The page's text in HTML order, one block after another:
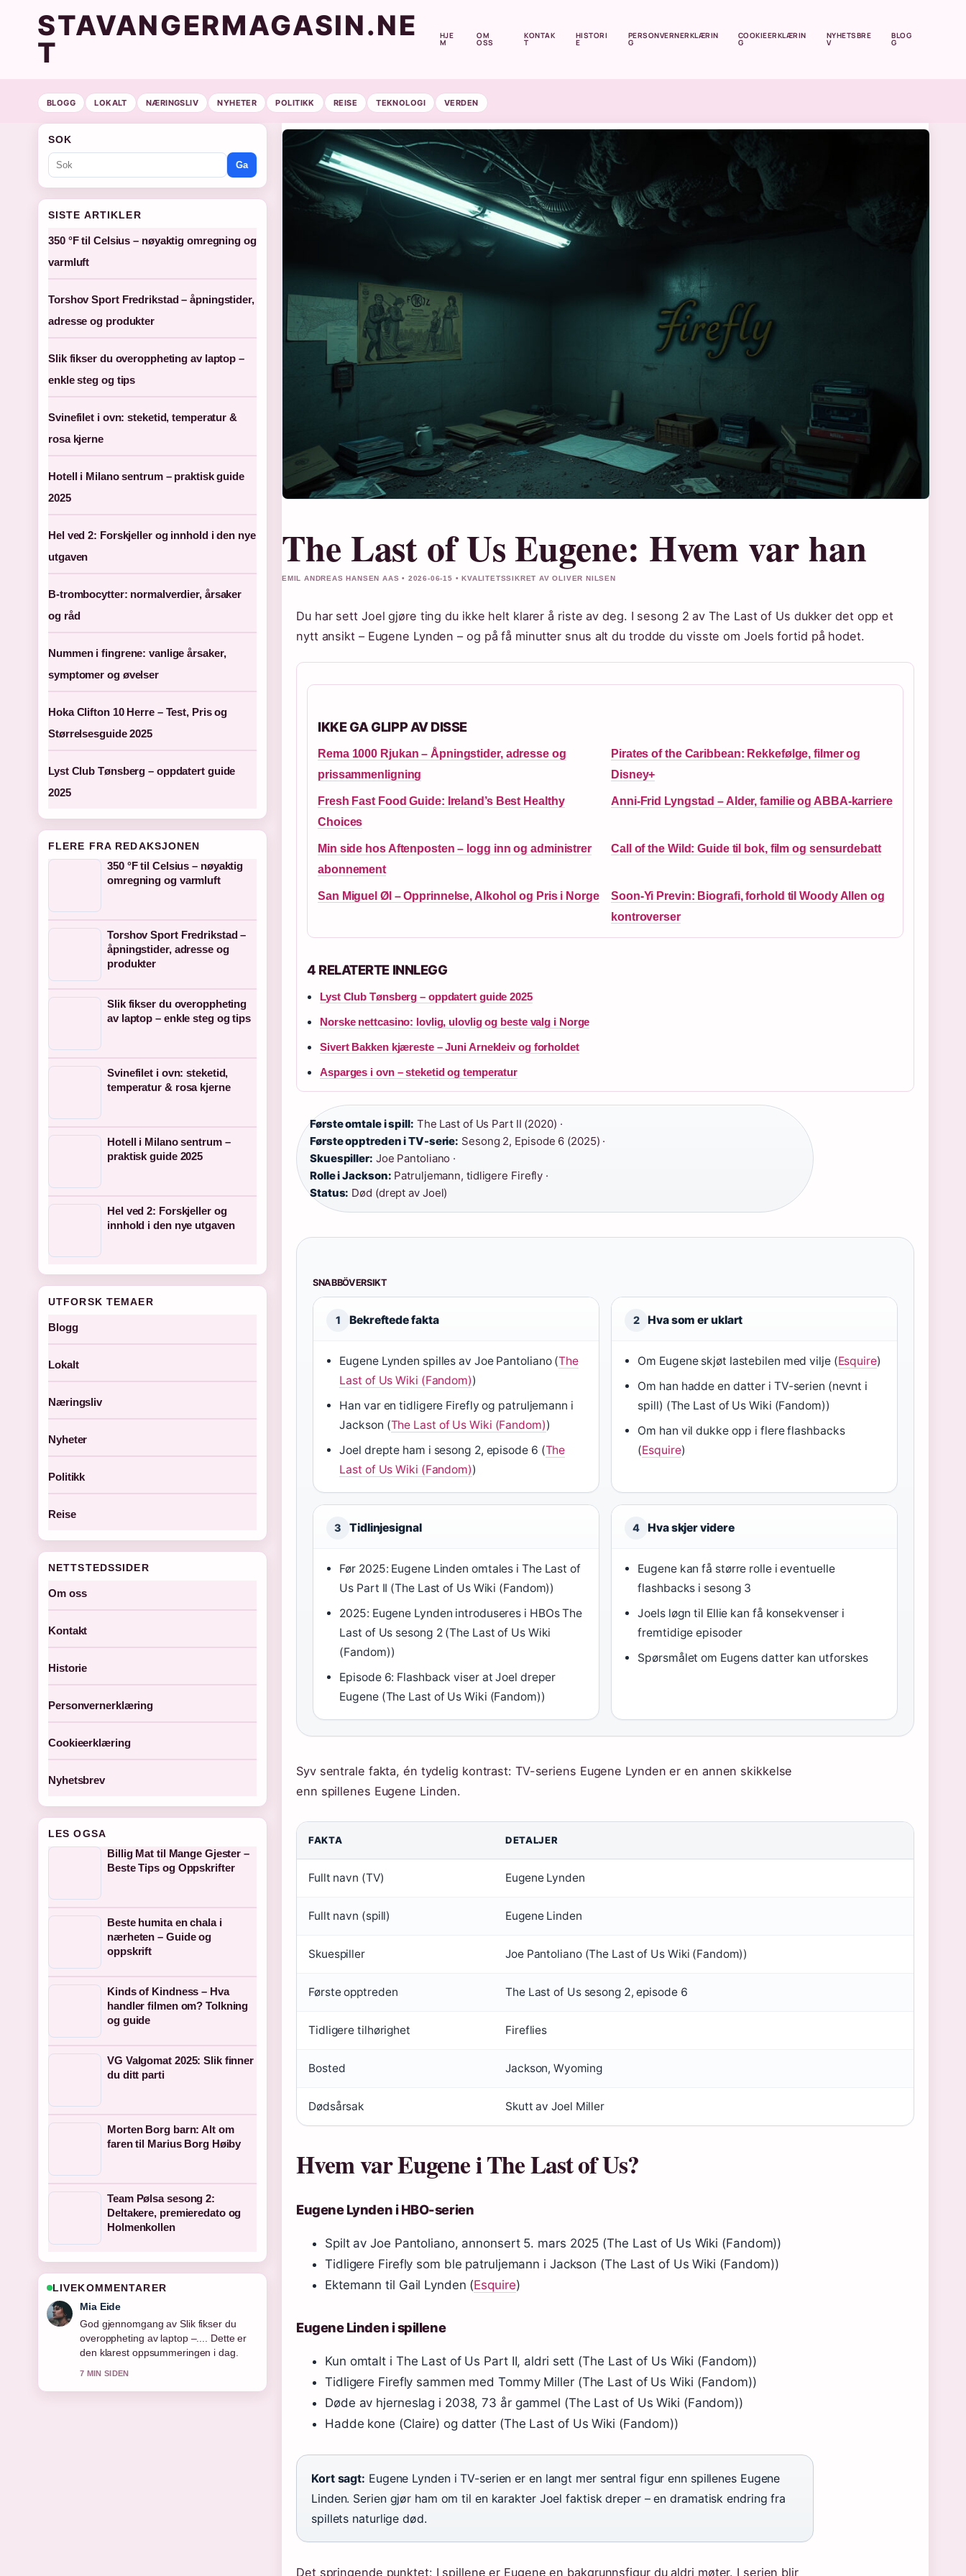
STAVANGERMAGASIN.NE
T
HJE
M
OM
OSS
KONTAK
T
HISTORI
E
PERSONVERNERKLÆRIN
G
COOKIEERKLÆRIN
G
NYHETSBRE
V
BLOG
G
BLOGG LOKALT NÆRINGSLIV NYHETER POLITIKK REISE TEKNOLOGI VERDEN
The Last of Us Eugene: Hvem var han
EMIL ANDREAS HANSEN AAS • 2026-06-15 • KVALITETSSIKRET AV OLIVER NILSEN
Du har sett Joel gjøre ting du ikke helt klarer å riste av deg. I sesong 2 av The Last of Us dukker det opp et
nytt ansikt – Eugene Lynden – og på få minutter snus alt du trodde du visste om Joels fortid på hodet.
IKKE GA GLIPP AV DISSE
Rema 1000 Rjukan – Åpningstider, adresse og
prissammenligning
Pirates of the Caribbean: Rekkefølge, filmer og
Disney+
Fresh Fast Food Guide: Ireland’s Best Healthy
Choices
Anni-Frid Lyngstad – Alder, familie og ABBA-karriere
Min side hos Aftenposten – logg inn og administrer
abonnement
Call of the Wild: Guide til bok, film og sensurdebatt
San Miguel Øl – Opprinnelse, Alkohol og Pris i Norge
Soon-Yi Previn: Biografi, forhold til Woody Allen og
kontroverser
4 RELATERTE INNLEGG
Lyst Club Tønsberg – oppdatert guide 2025
Norske nettcasino: lovlig, ulovlig og beste valg i Norge
Sivert Bakken kjæreste – Juni Arnekleiv og forholdet
Asparges i ovn – steketid og temperatur
Første omtale i spill: The Last of Us Part II (2020) ·
Første opptreden i TV-serie: Sesong 2, Episode 6 (2025) ·
Skuespiller: Joe Pantoliano ·
Rolle i Jackson: Patruljemann, tidligere Firefly ·
Status: Død (drept av Joel)
SNABBÖVERSIKT
1 Bekreftede fakta
Eugene Lynden spilles av Joe Pantoliano (The
Last of Us Wiki (Fandom))
Han var en tidligere Firefly og patruljemann i
Jackson (The Last of Us Wiki (Fandom))
Joel drepte ham i sesong 2, episode 6 (The
Last of Us Wiki (Fandom))
2 Hva som er uklart
Om Eugene skjøt lastebilen med vilje (Esquire)
Om han hadde en datter i TV-serien (nevnt i
spill) (The Last of Us Wiki (Fandom))
Om han vil dukke opp i flere flashbacks
(Esquire)
3 Tidlinjesignal
Før 2025: Eugene Linden omtales i The Last of
Us Part II (The Last of Us Wiki (Fandom))
2025: Eugene Lynden introduseres i HBOs The
Last of Us sesong 2 (The Last of Us Wiki
(Fandom))
Episode 6: Flashback viser at Joel dreper
Eugene (The Last of Us Wiki (Fandom))
4 Hva skjer videre
Eugene kan få større rolle i eventuelle
flashbacks i sesong 3
Joels løgn til Ellie kan få konsekvenser i
fremtidige episoder
Spørsmålet om Eugens datter kan utforskes
Syv sentrale fakta, én tydelig kontrast: TV-seriens Eugene Lynden er en annen skikkelse
enn spillenes Eugene Linden.
FAKTA DETALJER
Fullt navn (TV) Eugene Lynden
Fullt navn (spill) Eugene Linden
Skuespiller Joe Pantoliano (The Last of Us Wiki (Fandom))
Første opptreden The Last of Us sesong 2, episode 6
Tidligere tilhørighet Fireflies
Bosted Jackson, Wyoming
Dødsårsak Skutt av Joel Miller
Hvem var Eugene i The Last of Us?
Eugene Lynden i HBO-serien
Spilt av Joe Pantoliano, annonsert 5. mars 2025 (The Last of Us Wiki (Fandom))
Tidligere Firefly som ble patruljemann i Jackson (The Last of Us Wiki (Fandom))
Ektemann til Gail Lynden (Esquire)
Eugene Linden i spillene
Kun omtalt i The Last of Us Part II, aldri sett (The Last of Us Wiki (Fandom))
Tidligere Firefly sammen med Tommy Miller (The Last of Us Wiki (Fandom))
Døde av hjerneslag i 2038, 73 år gammel (The Last of Us Wiki (Fandom))
Hadde kone (Claire) og datter (The Last of Us Wiki (Fandom))
Kort sagt: Eugene Lynden i TV-serien er en langt mer sentral figur enn spillenes Eugene
Linden. Serien gjør ham om til en karakter Joel faktisk dreper – en dramatisk endring fra
spillets naturlige død.
Det springende punktet: I spillene er Eugene en bakgrunnsfigur du aldri møter. I serien blir
SOK
Ga
SISTE ARTIKLER
350 °F til Celsius – nøyaktig omregning og
varmluft
Torshov Sport Fredrikstad – åpningstider,
adresse og produkter
Slik fikser du overoppheting av laptop –
enkle steg og tips
Svinefilet i ovn: steketid, temperatur &
rosa kjerne
Hotell i Milano sentrum – praktisk guide
2025
Hel ved 2: Forskjeller og innhold i den nye
utgaven
B-trombocytter: normalverdier, årsaker
og råd
Nummen i fingrene: vanlige årsaker,
symptomer og øvelser
Hoka Clifton 10 Herre – Test, Pris og
Størrelsesguide 2025
Lyst Club Tønsberg – oppdatert guide
2025
FLERE FRA REDAKSJONEN
350 °F til Celsius – nøyaktig
omregning og varmluft
Torshov Sport Fredrikstad –
åpningstider, adresse og
produkter
Slik fikser du overoppheting
av laptop – enkle steg og tips
Svinefilet i ovn: steketid,
temperatur & rosa kjerne
Hotell i Milano sentrum –
praktisk guide 2025
Hel ved 2: Forskjeller og
innhold i den nye utgaven
UTFORSK TEMAER
Blogg
Lokalt
Næringsliv
Nyheter
Politikk
Reise
NETTSTEDSSIDER
Om oss
Kontakt
Historie
Personvernerklæring
Cookieerklæring
Nyhetsbrev
LES OGSA
Billig Mat til Mange Gjester –
Beste Tips og Oppskrifter
Beste humita en chala i
nærheten – Guide og
oppskrift
Kinds of Kindness – Hva
handler filmen om? Tolkning
og guide
VG Valgomat 2025: Slik finner
du ditt parti
Morten Borg barn: Alt om
faren til Marius Borg Høiby
Team Pølsa sesong 2:
Deltakere, premieredato og
Holmenkollen
LIVEKOMMENTARER
Henrik Solberg
Folgjer 350 °F til Celsius – nøyaktig
omregning... tett – setter pris pa den
balanserte tonen her.
9 MIN SIDEN